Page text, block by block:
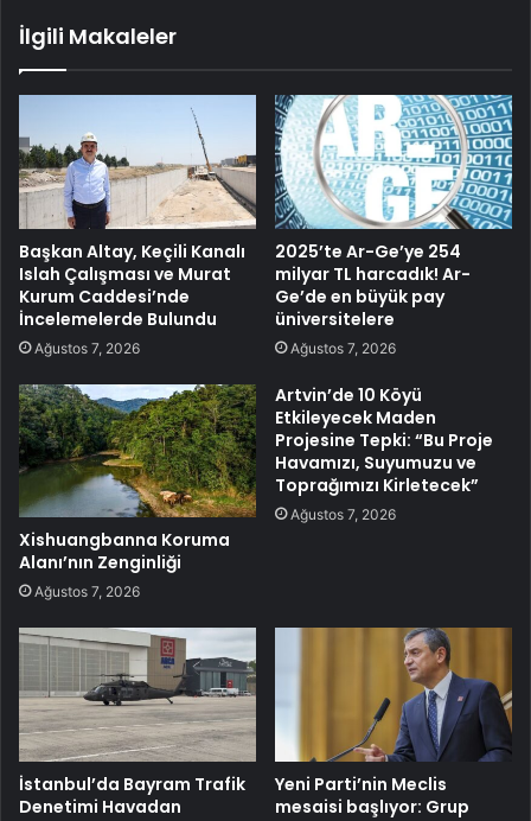
İlgili Makaleler
Başkan Altay, Keçili Kanalı
Islah Çalışması ve Murat
Kurum Caddesi’nde
İncelemelerde Bulundu
Ağustos 7, 2026
2025’te Ar-Ge’ye 254
milyar TL harcadık! Ar-
Ge’de en büyük pay
üniversitelere
Ağustos 7, 2026
Xishuangbanna Koruma
Alanı’nın Zenginliği
Ağustos 7, 2026
Artvin’de 10 Köyü
Etkileyecek Maden
Projesine Tepki: “Bu Proje
Havamızı, Suyumuzu ve
Toprağımızı Kirletecek”
Ağustos 7, 2026
İstanbul’da Bayram Trafik
Denetimi Havadan
Yeni Parti’nin Meclis
mesaisi başlıyor: Grup